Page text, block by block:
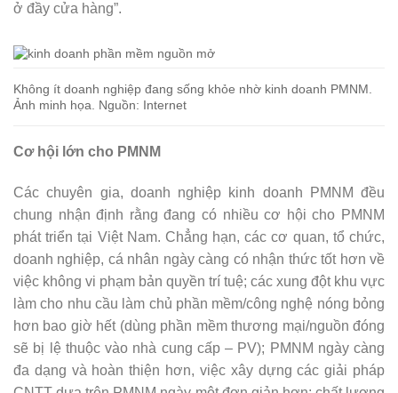
ở đầy cửa hàng”.
Không ít doanh nghiệp đang sống khỏe nhờ kinh doanh PMNM.
Ảnh minh họa. Nguồn: Internet
Cơ hội lớn cho PMNM
Các chuyên gia, doanh nghiệp kinh doanh PMNM đều
chung nhận định rằng đang có nhiều cơ hội cho PMNM
phát triển tại Việt Nam. Chẳng hạn, các cơ quan, tổ chức,
doanh nghiệp, cá nhân ngày càng có nhận thức tốt hơn về
việc không vi phạm bản quyền trí tuệ; các xung đột khu vực
làm cho nhu cầu làm chủ phần mềm/công nghệ nóng bỏng
hơn bao giờ hết (dùng phần mềm thương mại/nguồn đóng
sẽ bị lệ thuộc vào nhà cung cấp – PV); PMNM ngày càng
đa dạng và hoàn thiện hơn, việc xây dựng các giải pháp